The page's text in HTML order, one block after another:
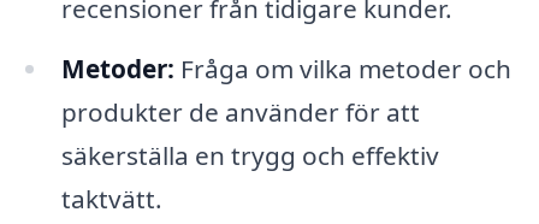
recensioner från tidigare kunder.
Metoder: Fråga om vilka metoder och
produkter de använder för att
säkerställa en trygg och effektiv
taktvätt.